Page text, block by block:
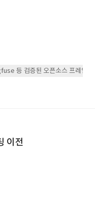
등 검증된 오픈소스 프레임워
이전